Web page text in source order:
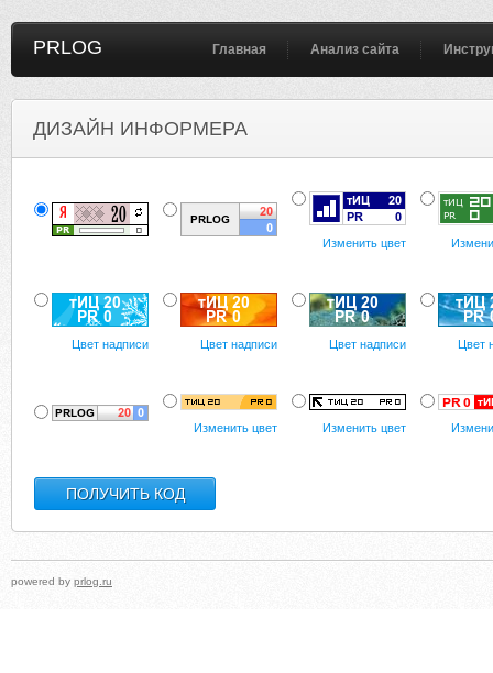
PRLOG Главная Анализ сайта
ДИЗАЙН ИНФОРМЕРА
Изменить цвет
Цвет надписи Цвет надписи Цвет надписи Цвет
Изменить цвет Изменить цвет
powered by prlog.ru